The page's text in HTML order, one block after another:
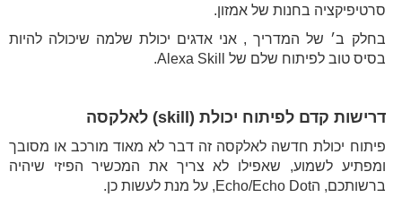
סרטיפיקציה בחנות של אמזון.
בחלק ב׳ של המדריך , אני אדגים יכולת שלמה שיכולה להיות
בסיס טוב לפיתוח שלם של Alexa Skill.
דרישות קדם לפיתוח יכולת (skill) לאלקסה
פיתוח יכולת חדשה לאלקסה זה דבר לא מאוד מורכב או מסובך
ומפתיע לשמוע, שאפילו לא צריך את המכשיר הפיזי שיהיה
ברשותכם, הEcho/Echo Dot, על מנת לעשות כן.